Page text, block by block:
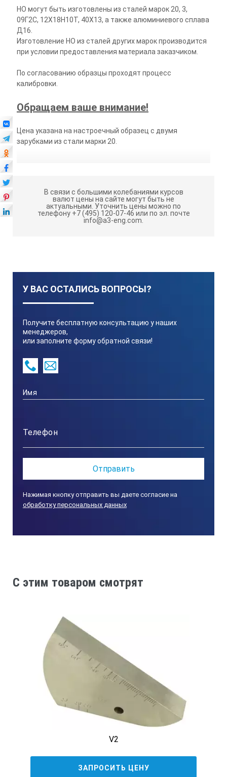
НО могут быть изготовлены из сталей марок 20, 3,
09Г2С, 12Х18Н10Т, 40Х13, а также алюминиевого сплава
Д16.
Изготовление НО из сталей других марок производится
при условии предоставления материала заказчиком.
По согласованию образцы проходят процесс
калибровки.
Обращаем ваше внимание!
Цена указана на настроечный образец с двумя
зарубками из стали марки 20.
В связи с большими колебаниями курсов
валют цены на сайте могут быть не
актуальными. Уточнить цены можно по
телефону +7 (495) 120-07-46 или по эл. почте
info@a3-eng.com.
У ВАС ОСТАЛИСЬ ВОПРОСЫ?
Получите бесплатную консультацию у наших
менеджеров,
или заполните форму обратной связи!
Нажимая кнопку отправить вы даете согласие на
обработку персональных данных
C этим товаром смотрят
V2
ЗАПРОСИТЬ ЦЕНУ